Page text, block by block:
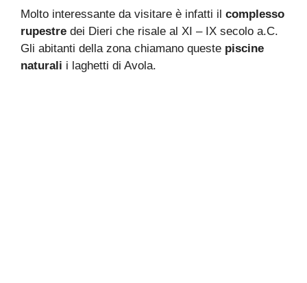
Molto interessante da visitare è infatti il complesso
rupestre dei Dieri che risale al XI – IX secolo a.C.
Gli abitanti della zona chiamano queste piscine
naturali i laghetti di Avola.